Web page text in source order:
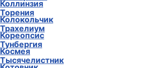
Торения
Трахелиум
Тунбергия
Тысячелистник
Коллинзия
Колокольчик
Кореопсис
Космея